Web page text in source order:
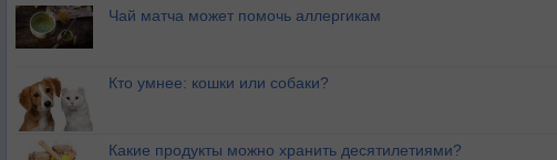
Чай матча может помочь аллергикам
Кто умнее: кошки или собаки?
Какие продукты можно хранить десятилетиями?